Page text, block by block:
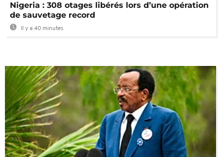
Nigeria : 308 otages libérés lors d’une opération
de sauvetage record
Il y a 40 minutes